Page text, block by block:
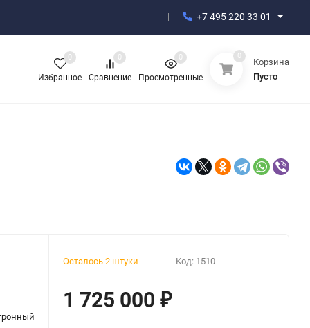
+7 495 220 33 01
Избранное
0
Сравнение
0
Просмотренные
0 0
Корзина
Пусто
Осталось 2 штуки Код: 1510
1 725 000 ₽